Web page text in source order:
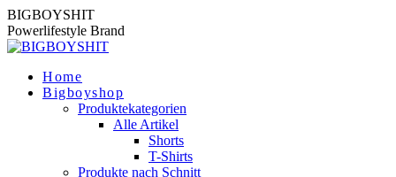
Zum
Inhalt
springen
BIGBOYSHIT
Powerlifestyle Brand
Home
Bigboyshop
Produktekategorien
Alle Artikel
Shorts
T-Shirts
Produkte nach Schnitt